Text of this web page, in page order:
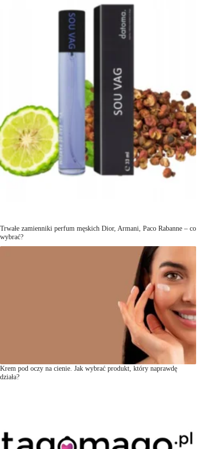
Trwałe zamienniki perfum męskich Dior, Armani, Paco Rabanne – co
wybrać?
Krem pod oczy na cienie. Jak wybrać produkt, który naprawdę
działa?